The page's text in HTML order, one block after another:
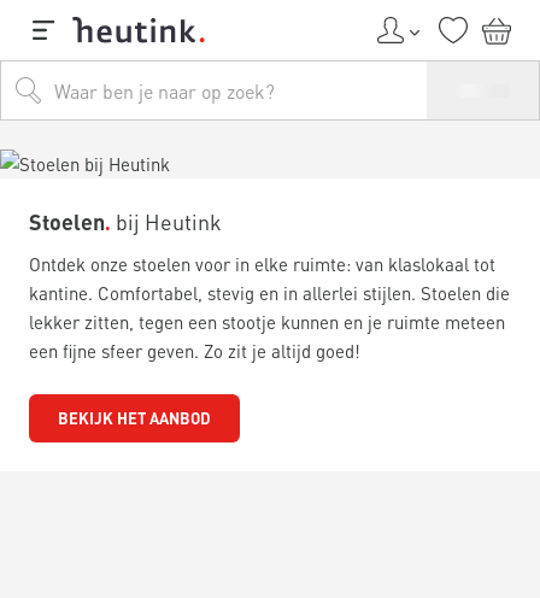
Stoelen bij Heutink
Ontdek onze stoelen voor in elke ruimte: van klaslokaal tot
kantine. Comfortabel, stevig en in allerlei stijlen. Stoelen die
lekker zitten, tegen een stootje kunnen en je ruimte meteen
een fijne sfeer geven. Zo zit je altijd goed!
BEKIJK HET AANBOD